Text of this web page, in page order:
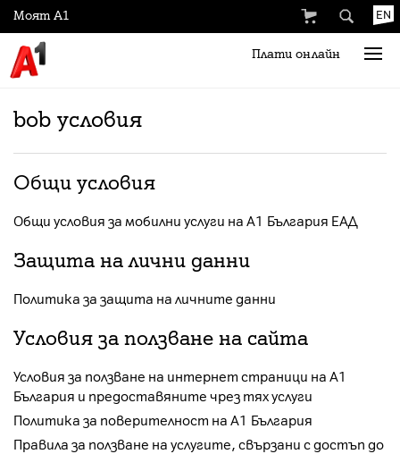
EN
Плати онлайн
Моят А1
bob условия
Общи условия
Общи условия за мобилни услуги на А1 България ЕАД
Защита на лични данни
Политика за защита на личните данни
Условия за ползване на сайта
Условия за ползване на интернет страници на А1
България и предоставяните чрез тях услуги
Политика за поверителност на А1 България
Правила за ползване на услугите, свързани с достъп до